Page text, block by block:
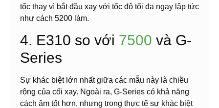
tốc thay vì bắt đầu xay với tốc độ tối đa ngay lập tức
như cách 5200 làm.
4. E310 so với 7500 và G-
Series
Sự khác biệt lớn nhất giữa các mẫu này là chiều
rộng của cối xay. Ngoài ra, G-Series có khả năng
cách âm tốt hơn, nhưng trong thực tế sự khác biệt